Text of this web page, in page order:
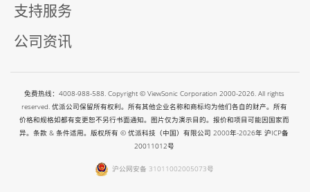
支持服务
公司资讯
免费热线：4008-988-588. Copyright © ViewSonic Corporation 2000-2026. All rights
reserved. 优派公司保留所有权利。所有其他企业名称和商标均为他们各自的财产。所有
价格和规格如都有变更恕不另行书面通知。图片仅为演示目的。报价和项目可能因国家而
异。条款 & 条件适用。版权所有 © 优派科技（中国）有限公司 2000年-2026年沪ICP备
20011012号
沪公网安备 31011002005073号